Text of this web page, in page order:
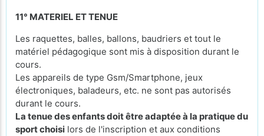
11° MATERIEL ET TENUE
Les raquettes, balles, ballons, baudriers et tout le
matériel pédagogique sont mis à disposition durant le
cours.
Les appareils de type Gsm/Smartphone, jeux
électroniques, baladeurs, etc. ne sont pas autorisés
durant le cours.
La tenue des enfants doit être adaptée à la pratique du
sport choisi lors de l'inscription et aux conditions